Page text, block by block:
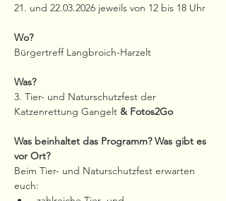
21. und 22.03.2026 jeweils von 12 bis 18 Uhr
Wo?
Bürgertreff Langbroich-Harzelt
Was?
3. Tier- und Naturschutzfest der
Katzenrettung Gangelt & Fotos2Go
Was beinhaltet das Programm? Was gibt es
vor Ort?
Beim Tier- und Naturschutzfest erwarten
euch: